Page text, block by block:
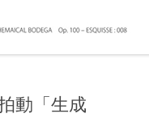
動「生成